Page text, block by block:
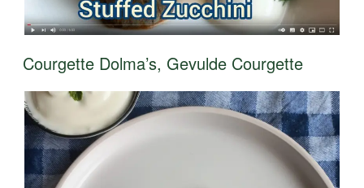
Courgette Dolma’s, Gevulde Courgette